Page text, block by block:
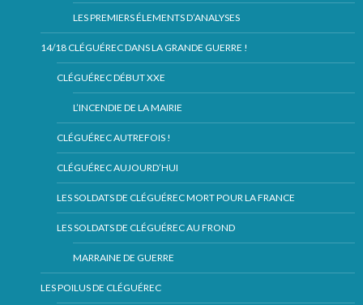
LES PREMIERS ÉLEMENTS D’ANALYSES
14/18 CLÉGUÉREC DANS LA GRANDE GUERRE !
CLÉGUÉREC DÉBUT XXE
L’INCENDIE DE LA MAIRIE
CLÉGUÉREC AUTREFOIS !
CLÉGUÉREC AUJOURD’HUI
LES SOLDATS DE CLÉGUÉREC MORT POUR LA FRANCE
LES SOLDATS DE CLÉGUÉREC AU FROND
MARRAINE DE GUERRE
LES POILUS DE CLÉGUÉREC